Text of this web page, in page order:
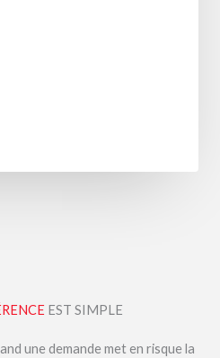
EST SIMPLE
une demande met en risque la